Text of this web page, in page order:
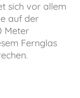
sich vor allem
auf der
Meter
Fernglas